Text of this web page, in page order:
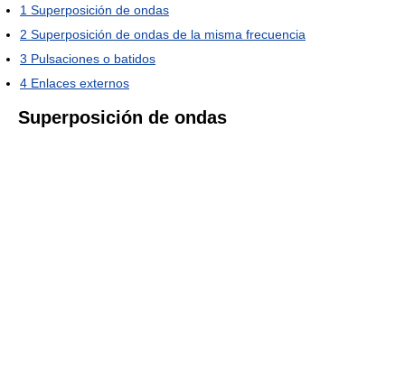
1 Superposición de ondas
2 Superposición de ondas de la misma frecuencia
3 Pulsaciones o batidos
4 Enlaces externos
Superposición de ondas